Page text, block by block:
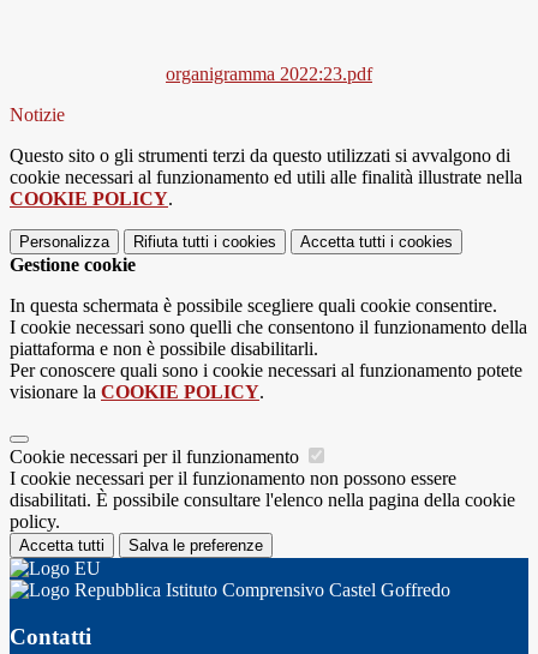
organigramma 2022:23.pdf
Notizie
Questo sito o gli strumenti terzi da questo utilizzati si avvalgono di
cookie necessari al funzionamento ed utili alle finalità illustrate nella
COOKIE POLICY.
Personalizza Rifiuta tutti i cookies Accetta tutti i cookies
Gestione cookie
In questa schermata è possibile scegliere quali cookie consentire.
I cookie necessari sono quelli che consentono il funzionamento della
piattaforma e non è possibile disabilitarli.
Per conoscere quali sono i cookie necessari al funzionamento potete
visionare la COOKIE POLICY.
Cookie necessari per il funzionamento
I cookie necessari per il funzionamento non possono essere
disabilitati. È possibile consultare l'elenco nella pagina della cookie
policy.
Accetta tutti Salva le preferenze
Istituto Comprensivo Castel Goffredo
Contatti